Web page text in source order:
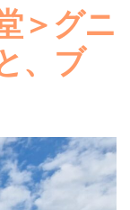
＞グニ
、ブ